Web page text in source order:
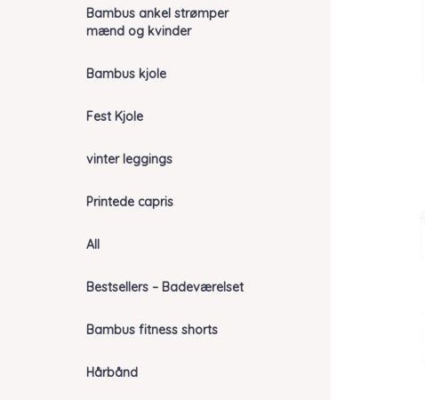
Bambus ankel strømper
mænd og kvinder
Bambus kjole
Fest Kjole
vinter leggings
Printede capris
All
Bestsellers – Badeværelset
Bambus fitness shorts
Hårbånd